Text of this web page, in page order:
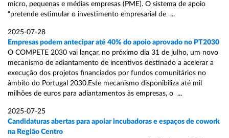
micro, pequenas e médias empresas (PME). O sistema de apoio
“pretende estimular o investimento empresarial de ...
2025-07-28
Empresas podem antecipar até 40% do apoio aprovado no PT2030
O COMPETE 2030 vai lançar, no próximo dia 31 de julho, um novo
mecanismo de adiantamento de incentivos destinado a acelerar a
execução dos projetos financiados por fundos comunitários no
âmbito do Portugal 2030.Este mecanismo disponibiliza até mil
milhões de euros para adiantamentos às empresas, o ...
2025-07-25
Candidaturas abertas para apoiar incubadoras e espaços de cowork
na Região Centro